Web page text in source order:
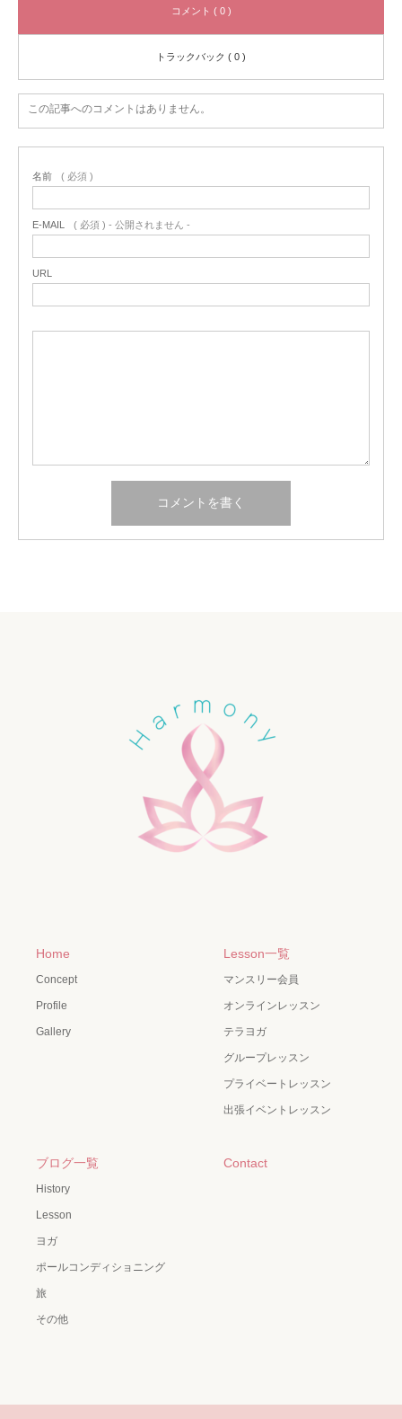
コメント ( 0 )
トラックバック ( 0 )
この記事へのコメントはありません。
名前 ( 必須 )
E-MAIL ( 必須 ) - 公開されません -
URL
Home
Concept
Profile
Gallery
Lesson一覧
マンスリー会員
オンラインレッスン
テラヨガ
グループレッスン
プライベートレッスン
出張イベントレッスン
ブログ一覧
History
Lesson
ヨガ
ポールコンディショニング
旅
その他
Contact